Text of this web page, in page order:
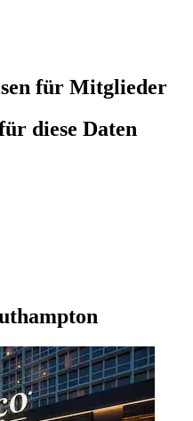
für Mitglieder
diese Daten